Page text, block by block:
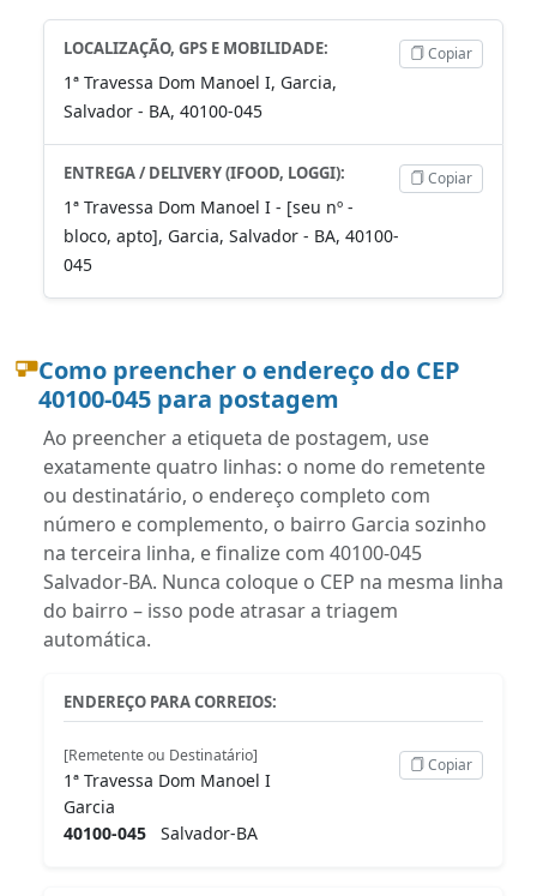
LOCALIZAÇÃO, GPS E MOBILIDADE:
1ª Travessa Dom Manoel I, Garcia,
Salvador - BA, 40100-045
Copiar
ENTREGA / DELIVERY (IFOOD, LOGGI):
1ª Travessa Dom Manoel I - [seu nº -
bloco, apto], Garcia, Salvador - BA, 40100-
045
Copiar
Como preencher o endereço do CEP
40100-045 para postagem
Ao preencher a etiqueta de postagem, use
exatamente quatro linhas: o nome do remetente
ou destinatário, o endereço completo com
número e complemento, o bairro Garcia sozinho
na terceira linha, e finalize com 40100-045
Salvador-BA. Nunca coloque o CEP na mesma linha
do bairro – isso pode atrasar a triagem
automática.
ENDEREÇO PARA CORREIOS:
[Remetente ou Destinatário]
1ª Travessa Dom Manoel I
Garcia
40100-045 Salvador-BA
Copiar